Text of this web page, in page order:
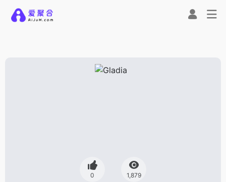
0 1,879